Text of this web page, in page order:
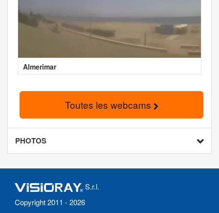
Almerimar
Toutes les webcams
PHOTOS
S.r.l.
Copyright 2011 - 2026